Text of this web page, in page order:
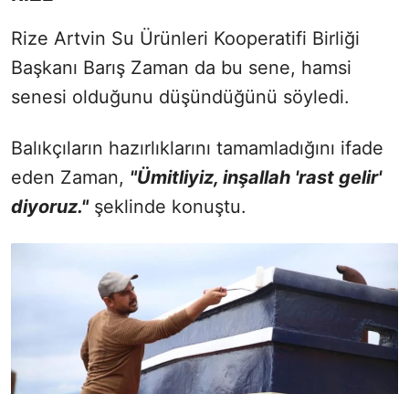
Rize Artvin Su Ürünleri Kooperatifi Birliği
Başkanı Barış Zaman da bu sene, hamsi
senesi olduğunu düşündüğünü söyledi.
Balıkçıların hazırlıklarını tamamladığını ifade
eden Zaman, "Ümitliyiz, inşallah 'rast gelir'
diyoruz."şeklinde konuştu.